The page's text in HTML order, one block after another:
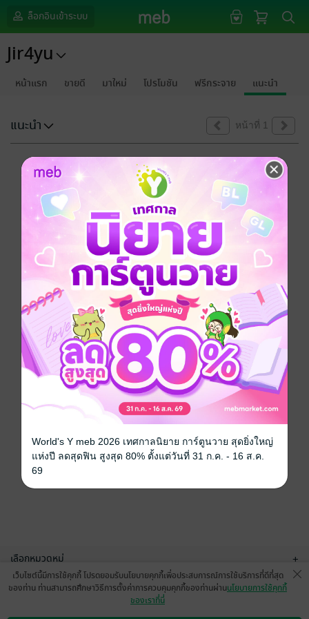
ล็อกอินเข้าระบบ
Jir4yu
หน้าแรก ขายดี มาใหม่ โปรโมชัน ฟรีกระจาย แนะนำ
แนะนำ หน้าที่ 1
ขออภัยด้วยนะคะ
ไม่พบข้อมูลในหัวข้อที่คุณกำลังชมค่ะ
เลือกหมวดหมู่ +
บริการช่วยเหลือ
เว็บไซต์นี้มีการใช้คุกกี้ โปรดยอมรับนโยบายคุกกี้เพื่อประสบการณ์การใช้บริการที่ดีที่สุด
ของท่าน ท่านสามารถศึกษาวิธีการตั้งค่าการควบคุมคุกกี้ของท่านผ่านนโยบายการใช้คุกกี้
ของเราที่นี่
World's Y meb 2026 เทศกาลนิยาย การ์ตูนวาย สุดยิ่งใหญ่
แห่งปี ลดสุดฟิน สูงสุด 80% ตั้งแต่วันที่ 31 ก.ค. - 16 ส.ค.
69